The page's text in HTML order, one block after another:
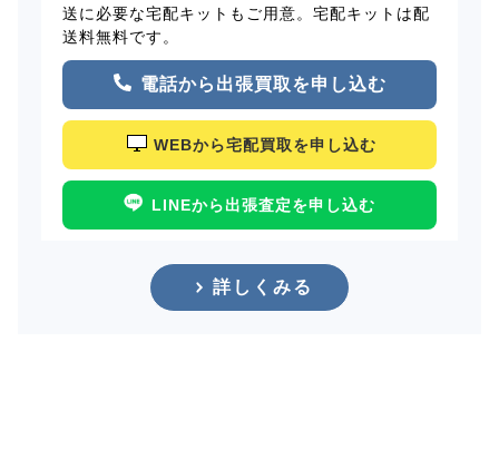
送に必要な宅配キットもご用意。宅配キットは配
送料無料です。
電話から出張買取を申し込む
WEBから宅配買取を申し込む
LINEから出張査定を申し込む
詳しくみる